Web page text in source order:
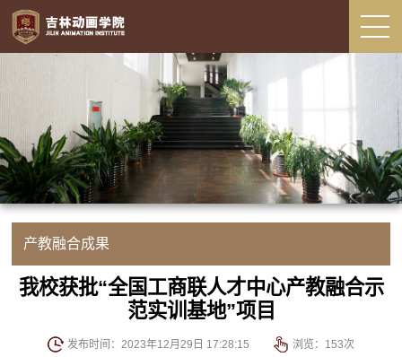
产教融合成果
我校获批“全国工商联人才中心产教融合示
范实训基地”项目
发布时间：2023年12月29日 17:28:15 浏览： 153次